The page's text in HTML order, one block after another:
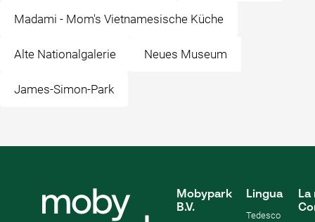
Madami - Mom's Vietnamesische Küche
Alte Nationalgalerie Neues Museum
James-Simon-Park
Mobypark
B.V.
Lingua
Tedesco
La